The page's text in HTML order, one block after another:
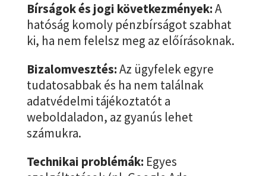
Bírságok és jogi következmények:A
hatóság komoly pénzbírságot szabhat
ki, ha nem felelsz meg az előírásoknak.
Bizalomvesztés:Az ügyfelek egyre
tudatosabbak és ha nem találnak
adatvédelmi tájékoztatót a
weboldaladon, az gyanús lehet
számukra.
Technikai problémák: Egyes